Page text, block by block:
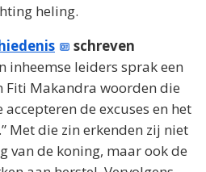
heling.
schreven
inheemse leiders sprak een
Fiti Makandra woorden die
accepteren de excuses en het
Met die zin erkenden zij niet
van de koning, maar ook de